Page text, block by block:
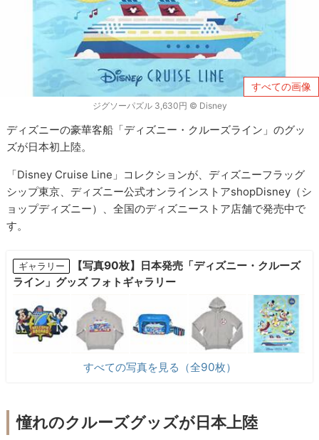
すべての画像
ジグソーパズル 3,630円 © ︎Disney
ディズニーの豪華客船「ディズニー・クルーズライン」のグッ
ズが日本初上陸。
「Disney Cruise Line」コレクションが、ディズニーフラッグ
シップ東京、ディズニー公式オンラインストアshopDisney（シ
ョップディズニー）、全国のディズニーストア店舗で発売中で
す。
ギャラリー
【写真90枚】日本発売「ディズニー・クルーズ
ライン」グッズ フォトギャラリー
すべての写真を見る（全90枚）
憧れのクルーズグッズが日本上陸